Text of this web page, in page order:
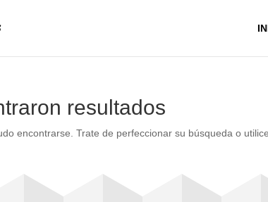
resultados
encontrarse. Trate de perfeccionar su búsqueda o